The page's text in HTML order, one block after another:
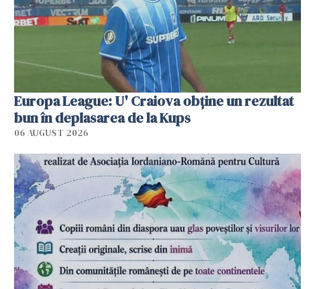
Europa League: U' Craiova obține un rezultat
bun în deplasarea de la Kups
06 AUGUST 2026